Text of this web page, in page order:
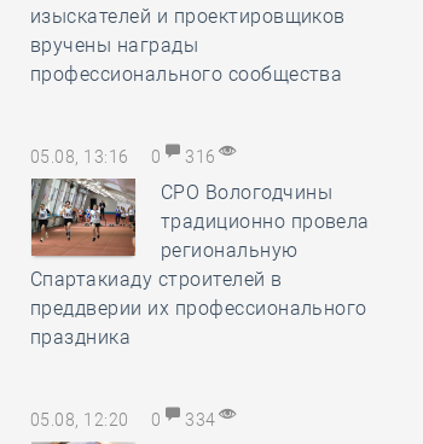
изыскателей и проектировщиков
вручены награды
профессионального сообщества
05.08, 13:16 0 316
СРО Вологодчины
традиционно провела
региональную
Спартакиаду строителей в
преддверии их профессионального
праздника
05.08, 12:20 0 334